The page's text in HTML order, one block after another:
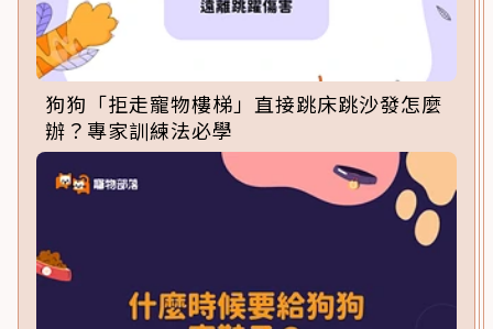
狗狗「拒走寵物樓梯」直接跳床跳沙發怎麼
辦？專家訓練法必學